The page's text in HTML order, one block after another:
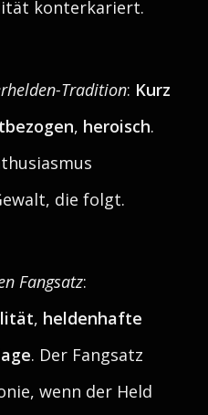
konterkariert.
Tradition: Kurz
, heroisch.
die folgt.
Fangsatz:
, heldenhafte
. Der Fangsatz
wenn der Held